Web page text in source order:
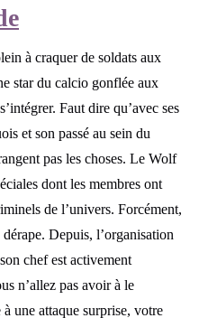
à craquer de soldats aux
star du calcio gonflée aux
Faut dire qu’avec ses
et son passé au sein du
pas les choses. Le Wolf
dont les membres ont
de l’univers. Forcément,
Depuis, l’organisation
chef est activement
n’allez pas avoir à le
une attaque surprise, votre